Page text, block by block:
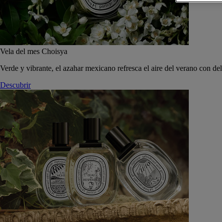
Vela del mes Choisya
Verde y vibrante, el azahar mexicano refresca el aire del verano con
Descubrir